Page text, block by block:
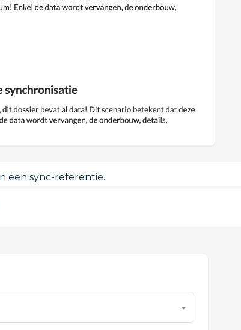
een sync-referentie.